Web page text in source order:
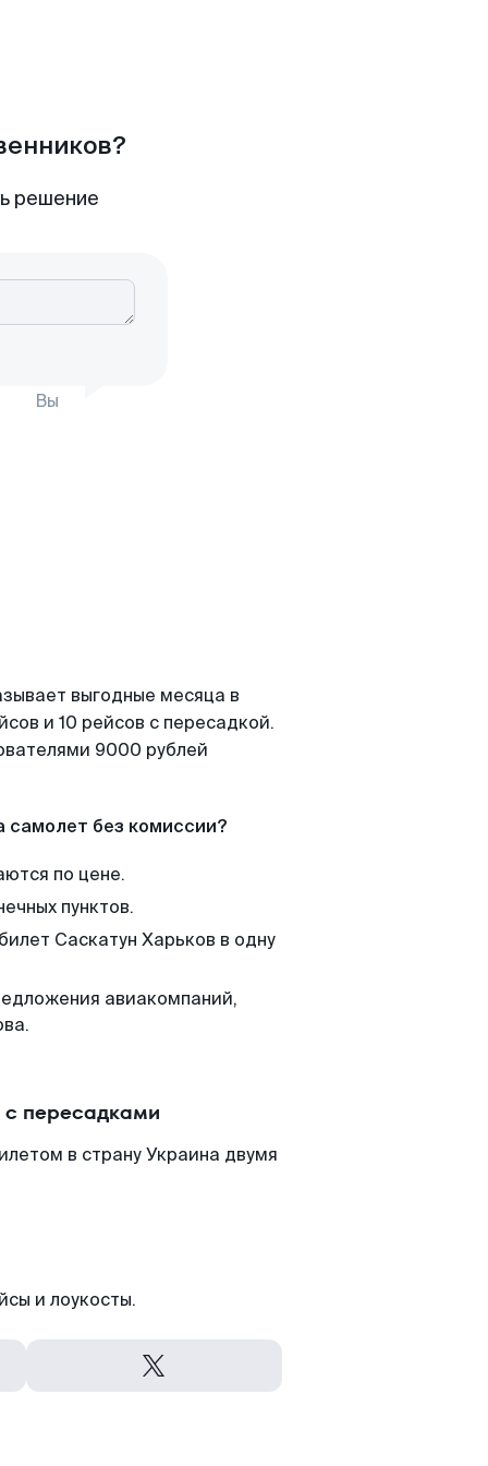
решение
Вы
выгодные месяца в
и 10 рейсов с пересадкой.
9000 рублей
самолет без комиссии?
по цене.
пунктов.
Саскатун Харьков в одну
авиакомпаний,
пересадками
в страну Украина двумя
и лоукосты.